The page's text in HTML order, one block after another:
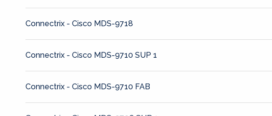
Connectrix - Cisco MDS-9718
Connectrix - Cisco MDS-9710 SUP 1
Connectrix - Cisco MDS-9710 FAB